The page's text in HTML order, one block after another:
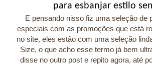
para esbanjar estilo
E pensando nisso fiz uma seleção de
especiais com as promoções que está
no site, eles estão com uma seleção
Size, o que acho esse termo já bem
disse no outro post e repito agora, até